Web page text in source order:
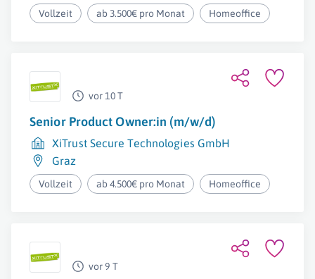
Vollzeit ab 3.500€ pro Monat Homeoffice
vor 10 T
Senior Product Owner:in (m/w/d)
XiTrust Secure Technologies GmbH
Graz
Vollzeit ab 4.500€ pro Monat Homeoffice
vor 9 T